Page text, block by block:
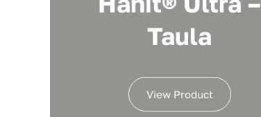
Taula
View Product